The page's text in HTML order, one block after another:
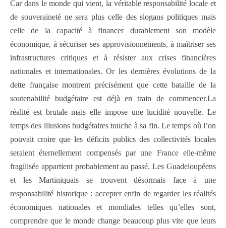
Car dans le monde qui vient, la véritable responsabilité locale et
de souveraineté ne sera plus celle des slogans politiques mais
celle de la capacité à financer durablement son modèle
économique, à sécuriser ses approvisionnements, à maîtriser ses
infrastructures critiques et à résister aux crises financières
nationales et internationales. Or les dernières évolutions de la
dette française montrent précisément que cette bataille de la
soutenabilité budgétaire est déjà en train de commencer.La
réalité est brutale mais elle impose une lucidité nouvelle. Le
temps des illusions budgétaires touche à sa fin. Le temps où l’on
pouvait croire que les déficits publics des collectivités locales
seraient éternellement compensés par une France elle-même
fragilisée appartient probablement au passé. Les Guadeloupéens
et les Martiniquais se trouvent désormais face à une
responsabilité historique : accepter enfin de regarder les réalités
économiques nationales et mondiales telles qu’elles sont,
comprendre que le monde change beaucoup plus vite que leurs